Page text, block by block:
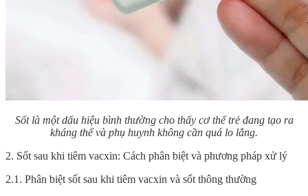
Sốt là một dấu hiệu bình thường cho thấy cơ thể trẻ đang tạo ra
kháng thể và phụ huynh không cần quá lo lắng.
2. Sốt sau khi tiêm vacxin: Cách phân biệt và phương pháp xử lý
2.1. Phân biệt sốt sau khi tiêm vacxin và sốt thông thường